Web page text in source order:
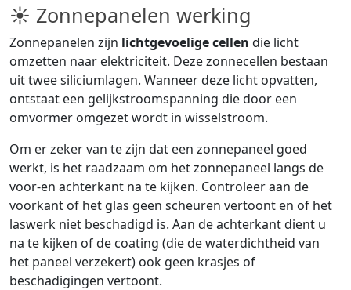
☀ Zonnepanelen werking
Zonnepanelen zijn lichtgevoelige cellen die licht
omzetten naar elektriciteit. Deze zonnecellen bestaan
uit twee siliciumlagen. Wanneer deze licht opvatten,
ontstaat een gelijkstroomspanning die door een
omvormer omgezet wordt in wisselstroom.
Om er zeker van te zijn dat een zonnepaneel goed
werkt, is het raadzaam om het zonnepaneel langs de
voor-en achterkant na te kijken. Controleer aan de
voorkant of het glas geen scheuren vertoont en of het
laswerk niet beschadigd is. Aan de achterkant dient u
na te kijken of de coating (die de waterdichtheid van
het paneel verzekert) ook geen krasjes of
beschadigingen vertoont.